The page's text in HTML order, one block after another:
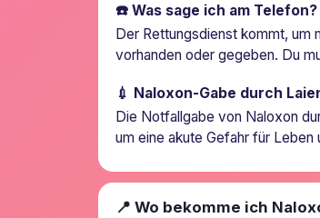
☎️ Was sage ich am Telefon?
Der Rettungsdienst kommt, um
vorhanden oder gegeben. Du
💉 Naloxon-Gabe durch
Die Notfallgabe von Naloxon
um eine akute Gefahr für
📍 Wo bekomme ich